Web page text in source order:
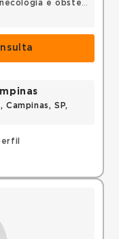
e obstetrícia
SP,